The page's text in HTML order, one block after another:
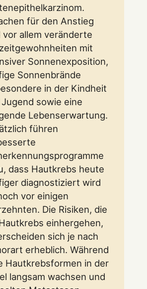
für den Anstieg
vor allem veränderte
mit
Sonnenexposition,
Sonnenbrände
in der Kindheit
sowie eine
Lebenserwartung.
führen
dass Hautkrebs heute
diagnostiziert wird
vor einigen
Die Risiken, die
einhergehen,
sich je nach
erheblich. Während
Hautkrebsformen in der
langsam wachsen und